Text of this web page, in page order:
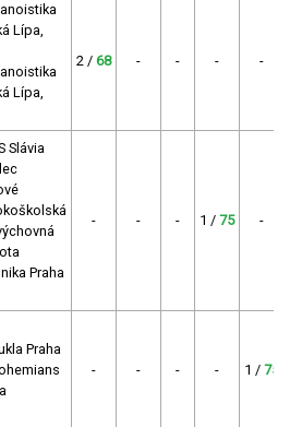
Lípa,
Lípa,
2 / 68 - - - -
Slávia
Praha
- - - 1 / 75 -
Praha
- - - - 1 / 75